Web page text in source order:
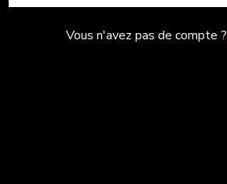
Vous n'avez pas de compte ?